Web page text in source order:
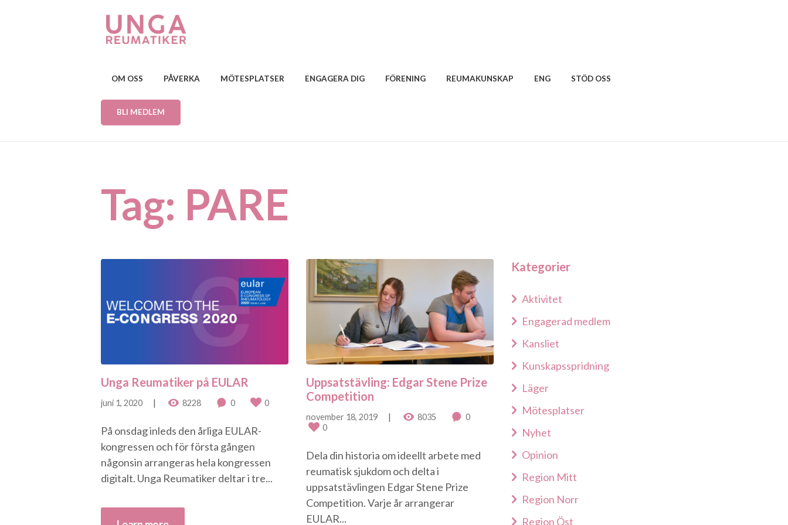
OM OSS PÅVERKA MÖTESPLATSER ENGAGERA DIG FÖRENING REUMAKUNSKAP ENG STÖD OSS
BLI MEDLEM
Tag: PARE
Unga Reumatiker på EULAR
juni 1, 2020 8228 0 0
På onsdag inleds den årliga EULAR-
kongressen och för första gången
någonsin arrangeras hela kongressen
digitalt. Unga Reumatiker deltar i tre...
Uppsatstävling: Edgar Stene Prize
Competition
november 18, 2019 8035
0
0
Dela din historia om ideellt arbete med
reumatisk sjukdom och delta i
uppsatstävlingen Edgar Stene Prize
Competition. Varje år arrangerar
EULAR...
Kategorier
Aktivitet
Engagerad medlem
Kansliet
Kunskapsspridning
Läger
Mötesplatser
Nyhet
Opinion
Region Mitt
Region Norr
Region Öst